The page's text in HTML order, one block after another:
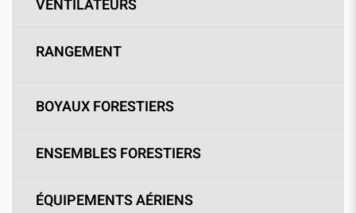
VENTILATEURS
RANGEMENT
BOYAUX FORESTIERS
ENSEMBLES FORESTIERS
ÉQUIPEMENTS AÉRIENS